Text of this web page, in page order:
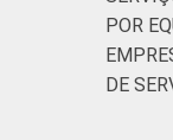
POR
DE